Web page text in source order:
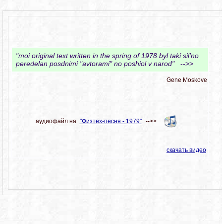
"moi original text written in the spring of 1978 byl taki sil'no
peredelan posdnimi "avtorami" no poshiol v narod"
-->>
Gene Moskove
аудиофайл на "Физтех-песня - 1979" -->>
скачать видео